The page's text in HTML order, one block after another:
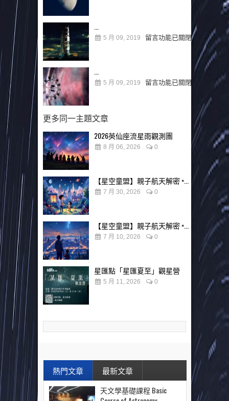
5 月 09, 2019 留言功能已關閉
5 月 09, 2019 留言功能已關閉
更多同一主題文章
2026英仙座流星雨觀測團
8 月 06, 2026 0
【星空童盟】親子航天解密 ×...
7 月 30, 2026 0
【星空童盟】親子航天解密 ×...
7 月 10, 2026 0
星匯點「星匯夏至」觀星營
5 月 11, 2026 0
熱門文章 最新文章
天文學基礎課程 Basic